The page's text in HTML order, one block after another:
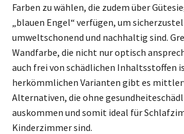
Farben zu wählen, die zudem über
„blauen Engel“ verfügen, um
umweltschonend und nachhaltig sind.
Wandfarbe, die nicht nur optisch
auch frei von schädlichen Inhaltsstoffen
herkömmlichen Varianten gibt es
Alternativen, die ohne
auskommen und somit ideal für
Kinderzimmer sind.